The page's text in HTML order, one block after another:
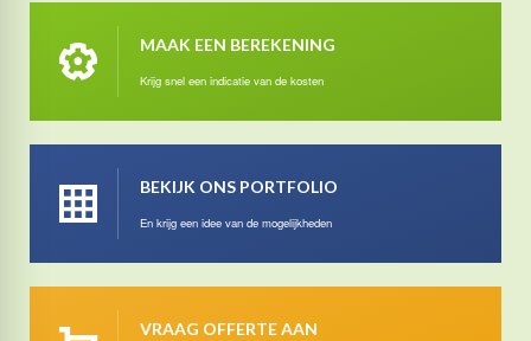
MAAK EEN BEREKENING
Krijg snel een indicatie van de kosten
BEKIJK ONS PORTFOLIO
En krijg een idee van de mogelijkheden
VRAAG OFFERTE AAN